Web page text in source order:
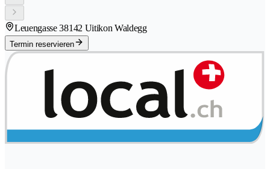
Leuengasse 38142 Uitikon Waldegg
Termin reservieren